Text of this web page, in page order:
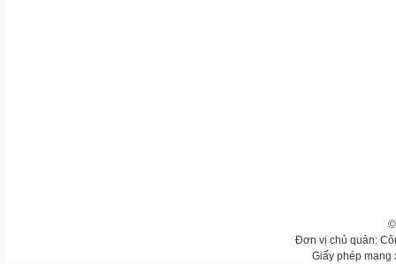
Đơn vị chủ quản:
Giấy phép mạng